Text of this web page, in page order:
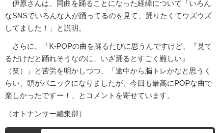
伊原さんは、同曲を踊ることになった経緯について「いろん
なSNSでいろんな人が踊ってるのを見て、踊りたくてウズウズ
してました！」と説明。
さらに、「K-POPの曲を踊るたびに思うんですけど、『見て
るだけだと踊れそうなのに、いざ踊るとすごく難しい』
（笑）」と苦労を明かしつつ、「途中から脳トレかなと思うく
らい、頭がパニックになりましたが、今回も最高にPOPな曲で
楽しかったですー！」とコメントを寄せています。
（オトナンサー編集部）